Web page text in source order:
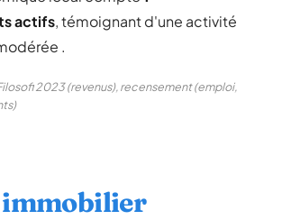
actifs, témoignant d'une activité
.
2023 (revenus), recensement (emploi,
immobilier